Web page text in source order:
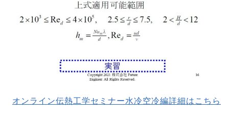
オンライン伝熱工学セミナー水冷空冷編詳細はこちら